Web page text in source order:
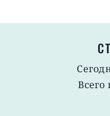
Всего